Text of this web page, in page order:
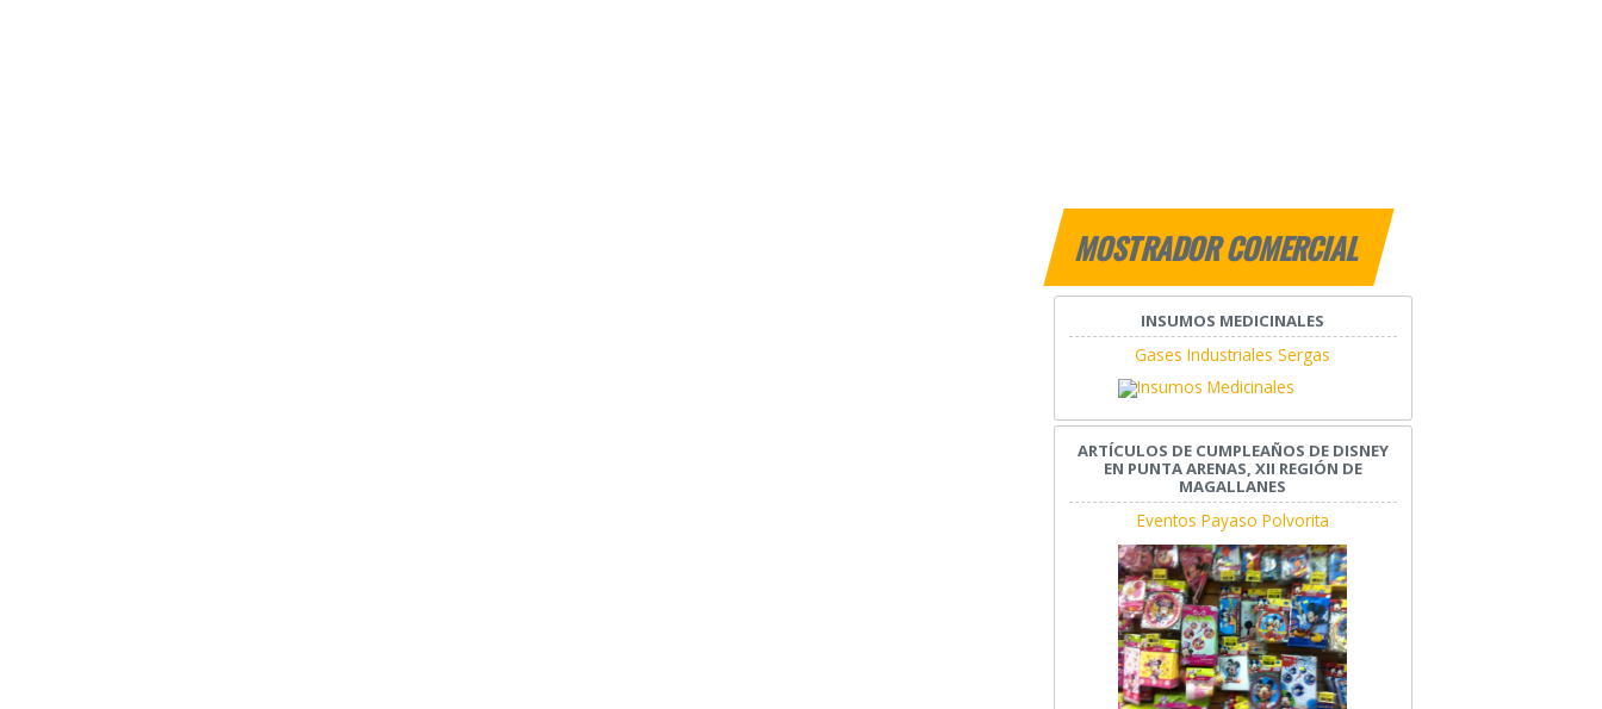
MOSTRADOR COMERCIAL
INSUMOS MEDICINALES
Gases Industriales Sergas
ARTÍCULOS DE CUMPLEAÑOS DE DISNEY
EN PUNTA ARENAS, XII REGIÓN DE
MAGALLANES
Eventos Payaso Polvorita